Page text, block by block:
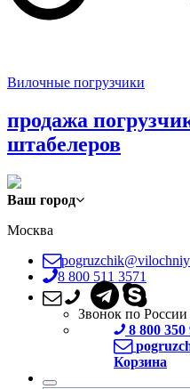
Вилочные погрузчики
продажа
штабелеров
Ваш город
Москва
8 800 511 3571
Звонок по
8 800 350
Корзина